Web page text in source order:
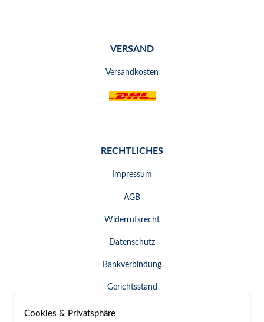
VERSAND
Versandkosten
RECHTLICHES
Impressum
AGB
Widerrufsrecht
Datenschutz
Bankverbindung
Gerichtsstand
Widerruf erklären
Cookies & Privatsphäre